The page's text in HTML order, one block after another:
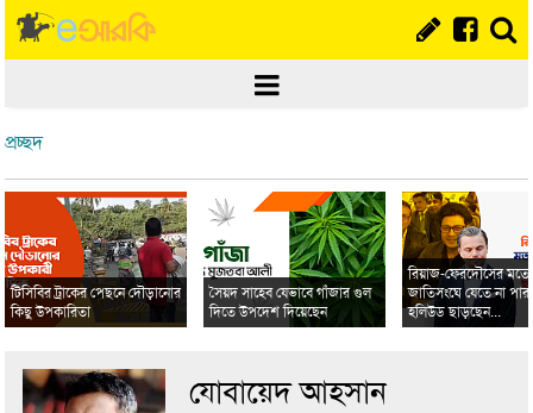
প্রচ্ছদ
টিসিবির ট্রাকের পেছনে দৌড়ানোর
কিছু উপকারিতা
সৈয়দ সাহেব যেভাবে গাঁজার গুল
দিতে উপদেশ দিয়েছেন
রিয়াজ-ফেরদৌসের মতো
জাতিসংঘে যেতে না
হলিউড ছাড়ছেন...
যোবায়েদ আহসান